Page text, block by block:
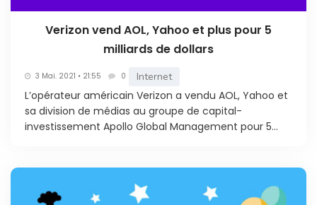
Verizon vend AOL, Yahoo et plus pour 5
milliards de dollars
3 Mai. 2021 • 21:55 0 Internet
L’opérateur américain Verizon a vendu AOL, Yahoo et
sa division de médias au groupe de capital-
investissement Apollo Global Management pour 5...